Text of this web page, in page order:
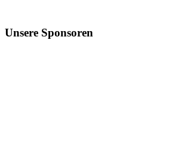
Unsere Sponsoren